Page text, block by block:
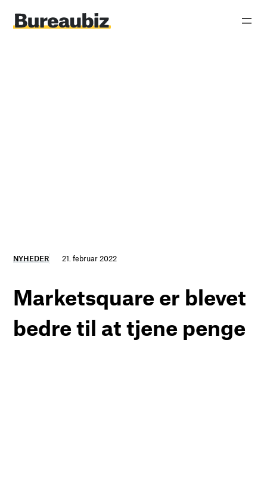
indhold
NYHEDER 21. februar 2022
Marketsquare er blevet
bedre til at tjene penge